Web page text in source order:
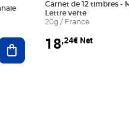
Ajouter au panier
Carnet de 12 timbres -
Lettre verte
20g / France
18,24€ Net